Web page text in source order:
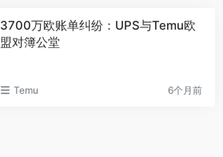
3700万欧账单纠纷：UPS与Temu欧
盟对簿公堂
Temu 6个月前